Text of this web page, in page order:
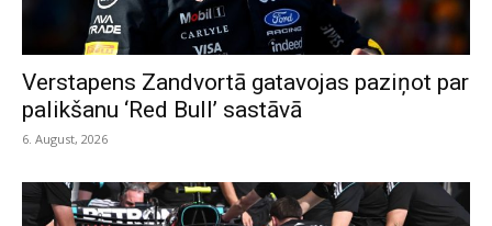
Verstapens Zandvortā gatavojas paziņot par
palikšanu ‘Red Bull’ sastāvā
6. August, 2026